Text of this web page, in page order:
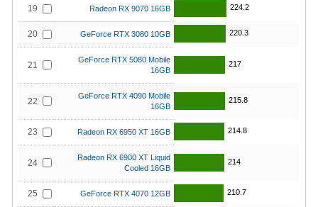
19 Radeon RX 9070 16GB 224.2
20 GeForce RTX 3080 10GB 220.3
21
GeForce RTX 5080 Mobile
16GB
217
22
GeForce RTX 4090 Mobile
16GB
215.8
23 Radeon RX 6950 XT 16GB 214.8
24
Radeon RX 6900 XT Liquid
Cooled 16GB
214
25 GeForce RTX 4070 12GB 210.7